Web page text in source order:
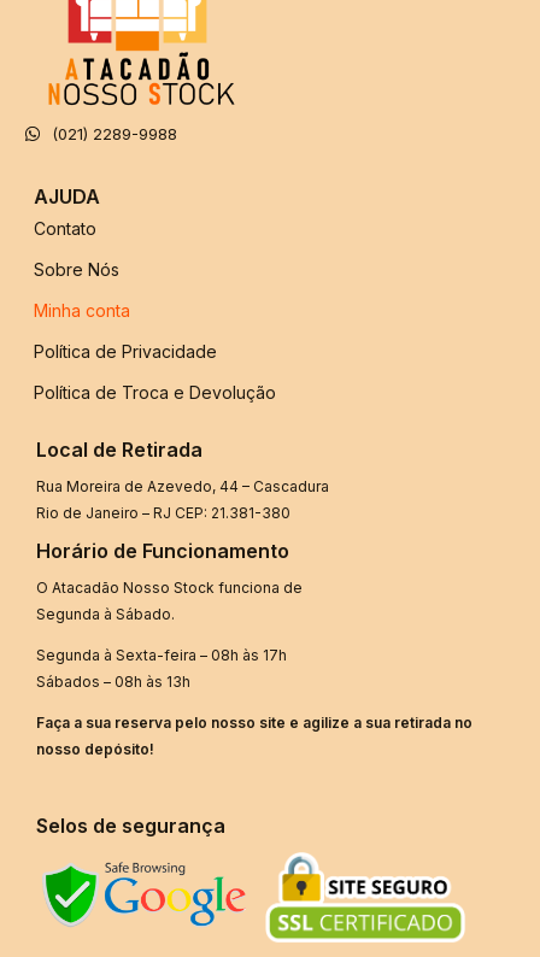
(021) 2289-9988
AJUDA
Contato
Sobre Nós
Minha conta
Política de Privacidade
Política de Troca e Devolução
Local de Retirada
Rua Moreira de Azevedo, 44 – Cascadura
Rio de Janeiro – RJ CEP: 21.381-380
Horário de Funcionamento
O Atacadão Nosso Stock funciona de
Segunda à Sábado.
Segunda à Sexta-feira – 08h às 17h
Sábados – 08h às 13h
Faça a sua reserva pelo nosso site e agilize a sua retirada no
nosso depósito!
Selos de segurança